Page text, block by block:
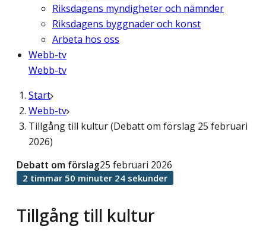
Riksdagens myndigheter och nämnder
Riksdagens byggnader och konst
Arbeta hos oss
Webb-tv
Webb-tv
Start
Webb-tv
Tillgång till kultur (Debatt om förslag 25 februari
2026)
Tillgång till kultur
Debatt om förslag25 februari 2026
2 timmar 50 minuter 24 sekunder